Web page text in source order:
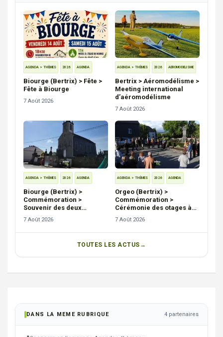
AGENDA > THÈMES 2026 AGENDA
Biourge (Bertrix) > Fête >
Fête à Biourge
7 Août 2026
AGENDA > THÈMES 2026 AEROMODELISME
Bertrix > Aéromodélisme >
Meeting international
d’aéromodélisme
7 Août 2026
AGENDA > THÈMES 2026 AGENDA
Biourge (Bertrix) >
Commémoration >
Souvenir des deux
guerres à Biourge
7 Août 2026
AGENDA > THÈMES 2026 AGENDA
Orgeo (Bertrix) >
Commémoration >
Cérémonie des otages à
Orgeo et Saint-Médard
7 Août 2026
TOUTES LES ACTUS
DANS LA MEME RUBRIQUE 4 partenaires